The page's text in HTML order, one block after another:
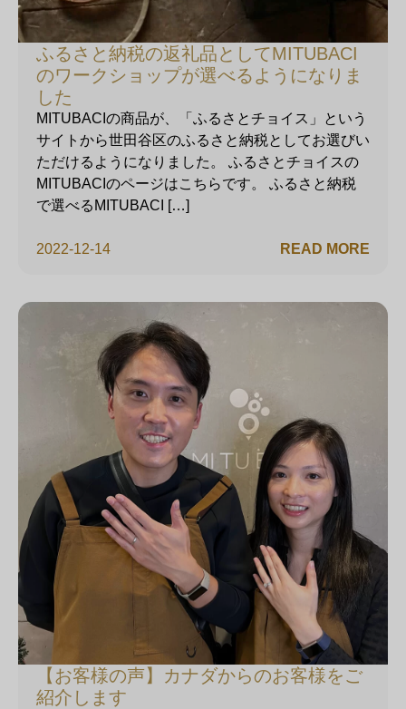
ふるさと納税の返礼品としてMITUBACI
のワークショップが選べるようになりま
した
2022-12-14
MITUBACIの商品が、「ふるさとチョイス」という
サイトから世田谷区のふるさと納税としてお選びい
ただけるようになりました。 ふるさとチョイスの
MITUBACIのページはこちらです。 ふるさと納税
で選べるMITUBACI […]
READ MORE
【お客様の声】カナダからのお客様をご
紹介します